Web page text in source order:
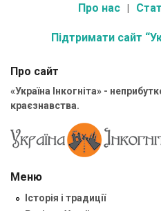
Про нас
Підтримати сайт
Про сайт
«Україна Інкогніта» -
краєзнавства.
Меню
Історія і традиції